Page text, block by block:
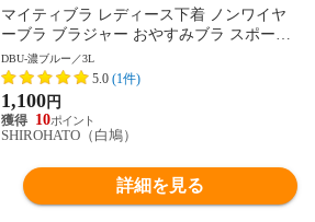
マイティブラ レディース下着 ノンワイヤ
ーブラ ブラジャー おやすみブラ スポーツ
ブラ ワイヤレスブラ ナイトブラ
DBU-濃ブルー／3L
5.0 (1件)
1,100円
10
SHIROHATO（白鳩）
詳細を見る